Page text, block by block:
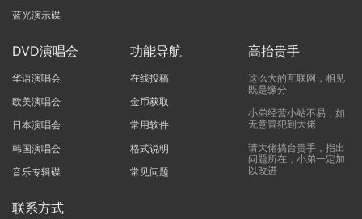
蓝光演示碟
DVD演唱会
华语演唱会
欧美演唱会
日本演唱会
韩国演唱会
音乐专辑碟
功能导航
在线投稿
金币获取
常用软件
格式说明
常见问题
高抬贵手
这么大的互联网，相见
既是缘分
小弟经营小站不易，如
无意冒犯到大佬
请大佬搞台贵手，指出
问题所在，小弟一定加
以改进
联系方式